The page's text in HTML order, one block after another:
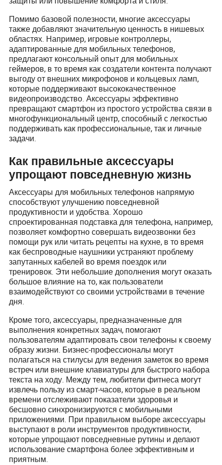
Помимо базовой полезности, многие аксессуары
также добавляют значительную ценность в нишевых
областях. Например, игровые контроллеры,
адаптированные для мобильных телефонов,
предлагают консольный опыт для мобильных
геймеров, в то время как создатели контента получают
выгоду от внешних микрофонов и кольцевых ламп,
которые поддерживают высококачественное
видеопроизводство. Аксессуары эффективно
превращают смартфон из простого устройства связи в
многофункциональный центр, способный с легкостью
поддерживать как профессиональные, так и личные
задачи.
Как правильные аксессуары
упрощают повседневную жизнь
Аксессуары для мобильных телефонов напрямую
способствуют улучшению повседневной
продуктивности и удобства. Хорошо
спроектированная подставка для телефона, например,
позволяет комфортно совершать видеозвонки без
помощи рук или читать рецепты на кухне, в то время
как беспроводные наушники устраняют проблему
запутанных кабелей во время поездок или
тренировок. Эти небольшие дополнения могут оказать
большое влияние на то, как пользователи
взаимодействуют со своими устройствами в течение
дня.
Кроме того, аксессуары, предназначенные для
выполнения конкретных задач, помогают
пользователям адаптировать свои телефоны к своему
образу жизни. Бизнес-профессионалы могут
полагаться на стилусы для ведения заметок во время
встреч или внешние клавиатуры для быстрого набора
текста на ходу. Между тем, любители фитнеса могут
извлечь пользу из смарт-часов, которые в реальном
времени отслеживают показатели здоровья и
бесшовно синхронизируются с мобильными
приложениями. При правильном выборе аксессуары
выступают в роли инструментов продуктивности,
которые упрощают повседневные рутины и делают
использование смартфона более эффективным и
приятным.